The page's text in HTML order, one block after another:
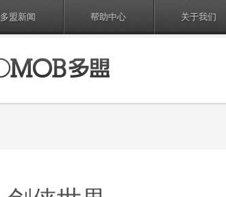
多盟新闻 帮助中心 关于我们